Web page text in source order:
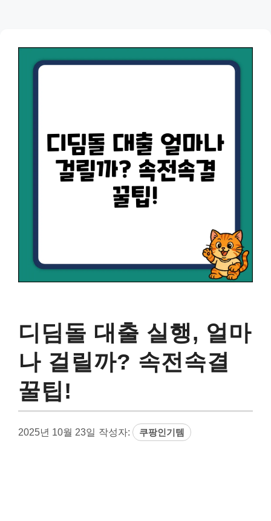
디딤돌 대출 실행, 얼마
나 걸릴까? 속전속결
꿀팁!
2025년 10월 23일 작성자: 쿠팡인기템